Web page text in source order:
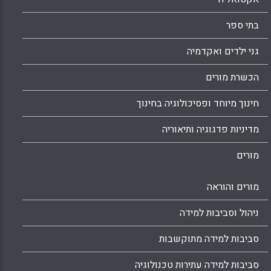
בתי ספר
גני ילדים ואקדמיה
הכשרת מורים
חינוך מיוחד ופסיכולוגיה בחינוך
מדיניות פדגוגיה ותיאוריה
מורים
מורים והוראה
ניהול וסביבות למידה
סביבות למידה מתוקשבות
סביבות למידה עתירות טכנולוגיה